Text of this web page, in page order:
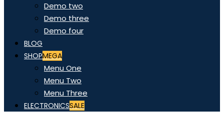
Demo two
Demo three
Demo four
BLOG
SHOPMEGA
Menu One
Menu Two
Menu Three
ELECTRONICSSALE